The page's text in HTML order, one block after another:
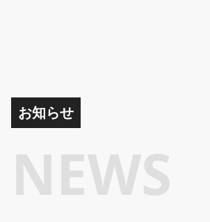
お知らせ
NEWS